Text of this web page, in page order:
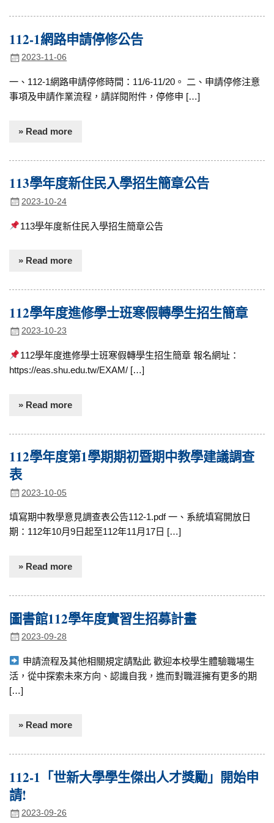
112-1網路申請停修公告
2023-11-06
一、112-1網路申請停修時間：11/6-11/20。 二、申請停修注意
事項及申請作業流程，請詳閱附件，停修申 […]
» Read more
113學年度新住民入學招生簡章公告
2023-10-24
113學年度新住民入學招生簡章公告
» Read more
112學年度進修學士班寒假轉學生招生簡章
2023-10-23
112學年度進修學士班寒假轉學生招生簡章 報名網址：
https://eas.shu.edu.tw/EXAM/ […]
» Read more
112學年度第1學期期初暨期中教學建議調查
表
2023-10-05
填寫期中教學意見調查表公告112-1.pdf 一、系統填寫開放日
期：112年10月9日起至112年11月17日 […]
» Read more
圖書館112學年度實習生招募計畫
2023-09-28
申請流程及其他相關規定請點此 歡迎本校學生體驗職場生
活，從中探索未來方向、認識自我，進而對職涯擁有更多的期
[…]
» Read more
112-1「世新大學學生傑出人才獎勵」開始申
請!
2023-09-26